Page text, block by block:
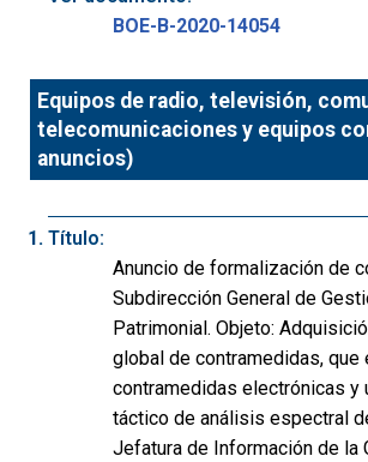
BOE-B-2020-14054
Equipos de radio, televisión,
telecomunicaciones y equipos
anuncios)
Título:
Anuncio de formalización de
Subdirección General de
Patrimonial. Objeto:
global de contramedidas, que
contramedidas electrónicas y
táctico de análisis espectral
Jefatura de Información de la